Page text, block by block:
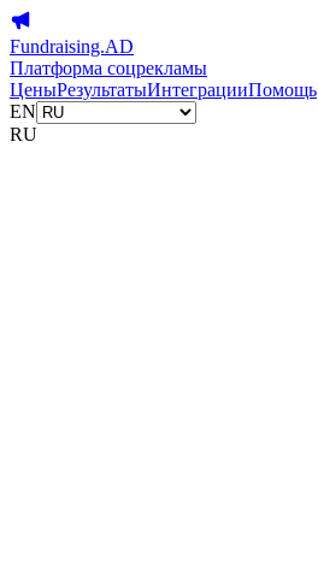
Fundraising.AD
Платформа соцрекламы
ЦеныРезультатыИнтеграцииПомощь
EN
RU